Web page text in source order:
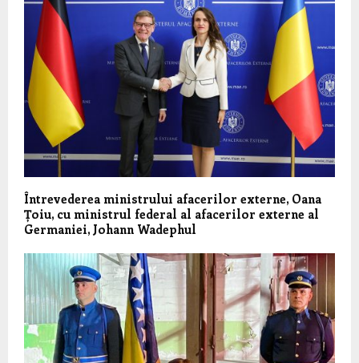
Întrevederea ministrului afacerilor externe, Oana
Țoiu, cu ministrul federal al afacerilor externe al
Germaniei, Johann Wadephul